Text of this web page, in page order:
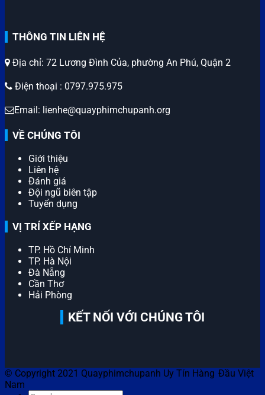
THÔNG TIN LIÊN HỆ
Địa chỉ: 72 Lương Đình Của, phường An Phú, Quận 2
Điện thoại : 0797.975.975
Email: lienhe@quayphimchupanh.org
VỀ CHÚNG TÔI
Giới thiệu
Liên hệ
Đánh giá
Đội ngũ biên tập
Tuyển dụng
VỊ TRÍ XẾP HẠNG
TP. Hồ Chí Minh
TP. Hà Nội
Đà Nẵng
Cần Thơ
Hải Phòng
KẾT NỐI VỚI CHÚNG TÔI
© Copyright 2021 Quayphimchupanh Uy Tín Hàng Đầu Việt
Nam